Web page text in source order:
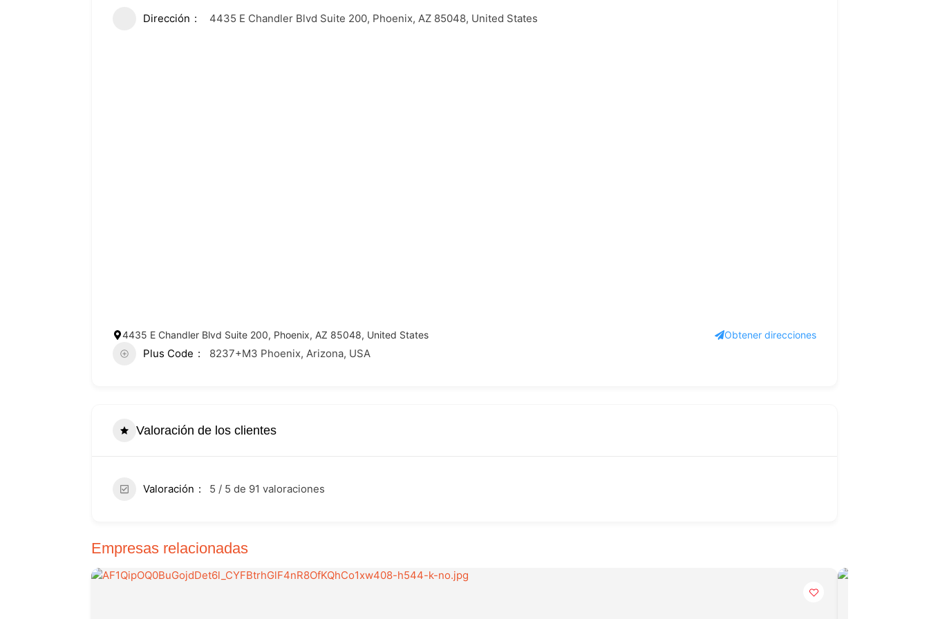
Dirección 4435 E Chandler Blvd Suite 200, Phoenix, AZ 85048, United States
4435 E Chandler Blvd Suite 200, Phoenix, AZ 85048, United States Obtener direcciones
Plus Code 8237+M3 Phoenix, Arizona, USA
Valoración de los clientes
Valoración 5 / 5 de 91 valoraciones
Empresas relacionadas